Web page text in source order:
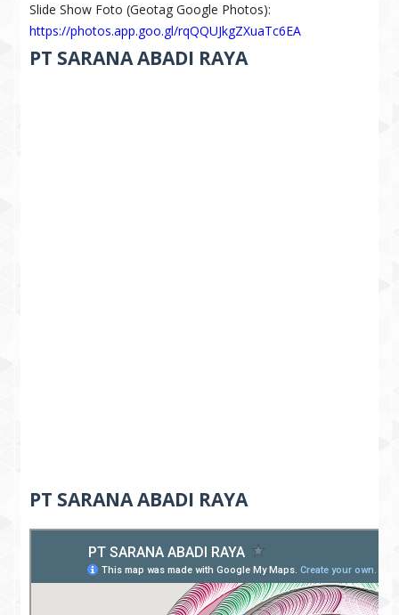
Slide Show Foto (Geotag Google Photos):
https://photos.app.goo.gl/rqQQUJkgZXuaTc6EA
PT SARANA ABADI RAYA
PT SARANA ABADI RAYA